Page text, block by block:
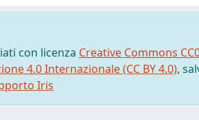
con licenza Creative Commons
4.0 Internazionale (CC BY 4.0),
Iris